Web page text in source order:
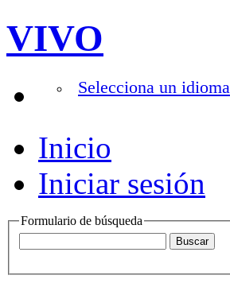
VIVO
Selecciona un idioma
Inicio
Iniciar sesión
Formulario de búsqueda